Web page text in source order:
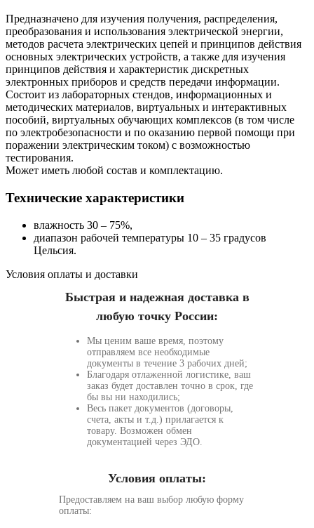
Предназначено для изучения получения, распределения,
преобразования и использования электрической энергии,
методов расчета электрических цепей и принципов действия
основных электрических устройств, а также для изучения
принципов действия и характеристик дискретных
электронных приборов и средств передачи информации.
Состоит из лабораторных стендов, информационных и
методических материалов, виртуальных и интерактивных
пособий, виртуальных обучающих комплексов (в том числе
по электробезопасности и по оказанию первой помощи при
поражении электрическим током) с возможностью
тестирования.
Может иметь любой состав и комплектацию.
Технические характеристики
влажность 30 – 75%,
диапазон рабочей температуры 10 – 35 градусов
Цельсия.
Условия оплаты и доставки
Быстрая и надежная доставка в
любую точку России:
Мы ценим ваше время, поэтому
отправляем все необходимые
документы в течение 3 рабочих дней;
Благодаря отлаженной логистике, ваш
заказ будет доставлен точно в срок, где
бы вы ни находились;
Весь пакет документов (договоры,
счета, акты и т.д.) прилагается к
товару. Возможен обмен
документацией через ЭДО.
Условия оплаты:
Предоставляем на ваш выбор любую форму
оплаты: